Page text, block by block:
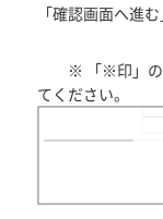
「確認画面へ進
※ 「※印」の項
てください。